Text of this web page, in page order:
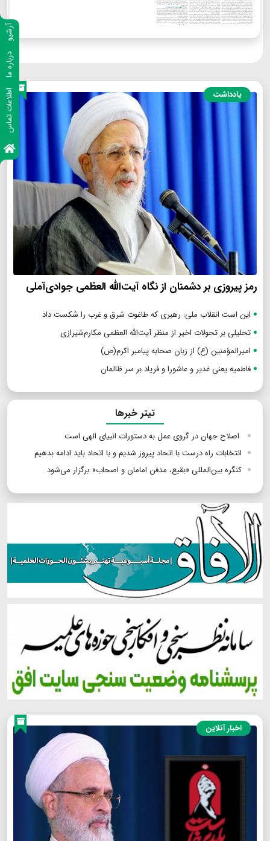
آرشیو
درباره ما
اطلاعات تماس یادداشت
رمز پیروزی بر دشمنان از نگاه آیت‌الله العظمی جوادی‌آملی
این است انقلاب ملی: رهبری که طاغوت شرق و غرب را شکست داد
تحلیلی بر تحولات اخیر از منظر آیت‌الله العظمی مکارم‌شیرازی
امیرالمؤمنین (ع) از زبان صحابه پیامبر اکرم(ص)
فاطمیه یعنی غدیر و عاشورا و فریاد بر سر ظالمان
تیتر خبرها
اصلاح جهان در گروی عمل به دستورات انبیای الهی است
انتخابات راه درست با اتحاد پیروز شدیم و با اتحاد باید ادامه بدهیم
کنگره بین‌المللی «بقیع، مدفن امامان و اصحاب» برگزار می‌شود
اخبار آنلاین